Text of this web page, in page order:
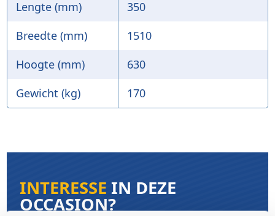
Lengte (mm)
350
Breedte (mm)
1510
Hoogte (mm)
630
Gewicht (kg)
170
INTERESSE IN DEZE
OCCASION?